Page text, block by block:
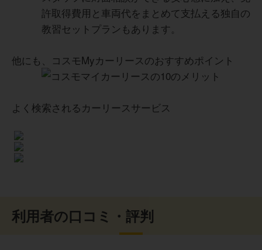
許取得費用と車両代をまとめて支払える独自の
教習セットプランもあります。
他にも、コスモMyカーリースのおすすめポイント
よく検索されるカーリースサービス
利用者の口コミ・評判